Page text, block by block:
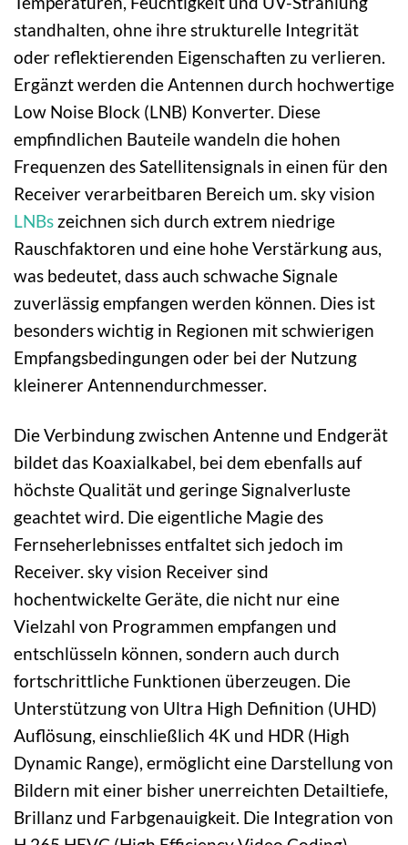
standhalten, ohne ihre strukturelle Integrität
oder reflektierenden Eigenschaften zu verlieren.
Ergänzt werden die Antennen durch hochwertige
Low Noise Block (LNB) Konverter. Diese
empfindlichen Bauteile wandeln die hohen
Frequenzen des Satellitensignals in einen für den
Receiver verarbeitbaren Bereich um. sky vision
LNBs zeichnen sich durch extrem niedrige
Rauschfaktoren und eine hohe Verstärkung aus,
was bedeutet, dass auch schwache Signale
zuverlässig empfangen werden können. Dies ist
besonders wichtig in Regionen mit schwierigen
Empfangsbedingungen oder bei der Nutzung
kleinerer Antennendurchmesser.
Die Verbindung zwischen Antenne und Endgerät
bildet das Koaxialkabel, bei dem ebenfalls auf
höchste Qualität und geringe Signalverluste
geachtet wird. Die eigentliche Magie des
Fernseherlebnisses entfaltet sich jedoch im
Receiver. sky vision Receiver sind
hochentwickelte Geräte, die nicht nur eine
Vielzahl von Programmen empfangen und
entschlüsseln können, sondern auch durch
fortschrittliche Funktionen überzeugen. Die
Unterstützung von Ultra High Definition (UHD)
Auflösung, einschließlich 4K und HDR (High
Dynamic Range), ermöglicht eine Darstellung von
Bildern mit einer bisher unerreichten Detailtiefe,
Brillanz und Farbgenauigkeit. Die Integration von